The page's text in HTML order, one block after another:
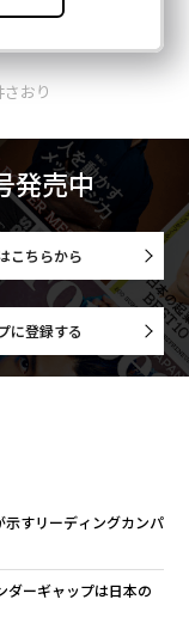
おり
発売中
こちらから
に登録する
示すリーディングカンパ
ダーギャップは日本の